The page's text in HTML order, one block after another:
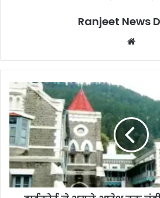
Ranjeet News
te